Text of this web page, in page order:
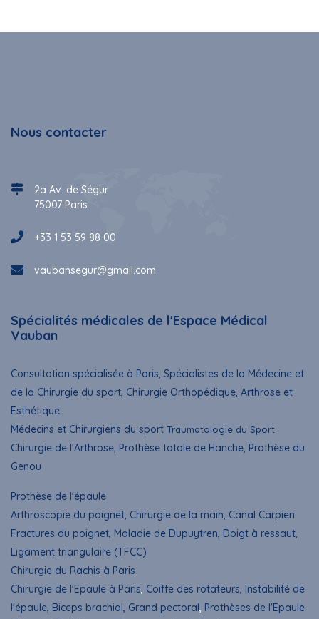
Nous contacter
2a Av. de Ségur
75007 Paris
+33 1 53 59 88 00
vaubansegur@gmail.com
Spécialités médicales de l'Espace Médical
Vauban
Consultation spécialisée à Paris, Spécialistes de la Médecine et
de la Chirurgie du sport, Chirurgie Orthopédique, Arthrose et
Esthétique
Médecins et Chirurgiens du sport Traumatologie du Sport
Chirurgie de l'Arthrose, Prothèse totale de Hanche, Prothèse du
Genou
Prothèse de l'épaule
Arthroscopie du poignet, Chirurgie de la main, Canal Carpien
Fractures du poignet, Maladie de Dupuytren, Doigt à ressaut,
Ligament triangulaire (TFCC)
Chirurgie du Rachis à Paris
Chirurgie de l'Epaule à Paris, Coiffe des rotateurs, Instabilité de
l'épaule, Biceps brachial, Grand pectoral , Prothèses de l'Epaule